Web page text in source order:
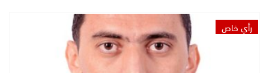
رأي خاص